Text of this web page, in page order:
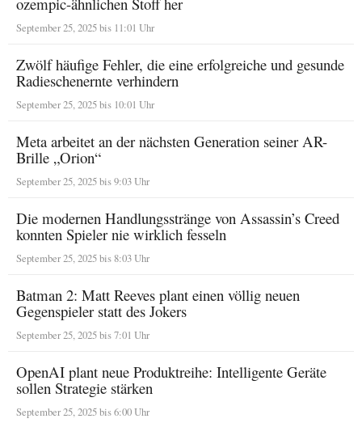
September 25, 2025 bis 11:01 Uhr
Zwölf häufige Fehler, die eine erfolgreiche und gesunde
Radieschenernte verhindern
September 25, 2025 bis 10:01 Uhr
Meta arbeitet an der nächsten Generation seiner AR-
Brille „Orion“
September 25, 2025 bis 9:03 Uhr
Die modernen Handlungsstränge von Assassin’s Creed
konnten Spieler nie wirklich fesseln
September 25, 2025 bis 8:03 Uhr
Batman 2: Matt Reeves plant einen völlig neuen
Gegenspieler statt des Jokers
September 25, 2025 bis 7:01 Uhr
OpenAI plant neue Produktreihe: Intelligente Geräte
sollen Strategie stärken
September 25, 2025 bis 6:00 Uhr